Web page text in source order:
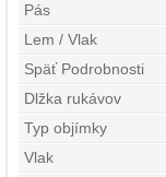
Pás
Lem / Vlak
Späť Podrobnosti
Dlžka rukávov
Typ objímky
Vlak